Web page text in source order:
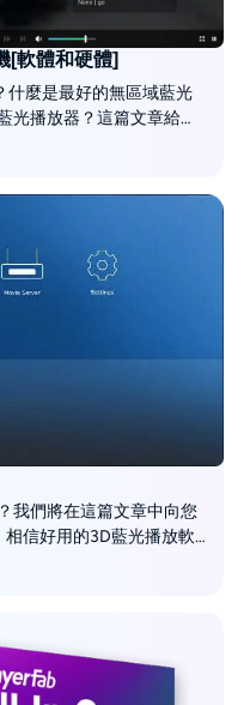
[軟體和硬體]
什麼是最好的無區域藍光
光播放器？這篇文章給你
，讓你沒有任何麻煩的
我們將在這篇文章中向您
信好用的3D藍光播放軟
驗。